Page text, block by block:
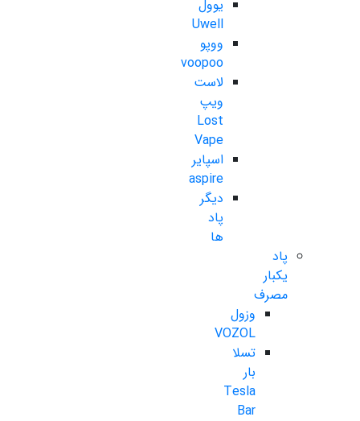
یوول
Uwell
ووپو
voopoo
لاست
ویپ
Lost
Vape
اسپایر
aspire
دیگر
پاد
ها
پاد
یکبار
مصرف
وزول
VOZOL
تسلا
بار
Tesla
Bar